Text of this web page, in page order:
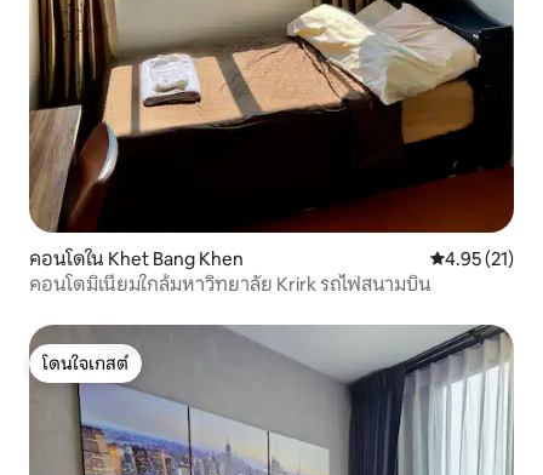
คอนโดใน Khet Bang Khen คะแนนเฉลี่ย
4.95 (21)
คอนโดมิเนียมใกล้มหาวิทยาลัย Krirk รถไฟสนามบิน
โดนใจเกสต์
โดนใจเกสต์